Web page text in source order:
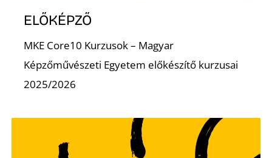
ELŐKÉPZŐ
MKE Core10 Kurzusok – Magyar
Képzőművészeti Egyetem előkészítő kurzusai
2025/2026